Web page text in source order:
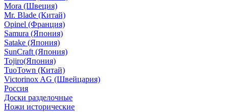
Mora (Швеция)
Mr. Blade (Китай)
Opinel (Франция)
Samura (Япония)
Satake (Япония)
SunCraft (Япония)
Tojiro(Япония)
TuoTown (Китай)
Victorinox AG (Швейцария)
Россия
Доски разделочные
Ножи исторические